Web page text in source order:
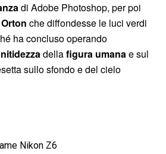
di Adobe Photoshop, per poi
che diffondesse le luci verdi
ha concluso operando
nitidezzadellafigura umanae sul
sullo sfondo e del cielo
Nikon Z6